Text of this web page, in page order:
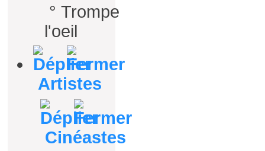
° Trompe
l'oeil
Artistes
Cinéastes